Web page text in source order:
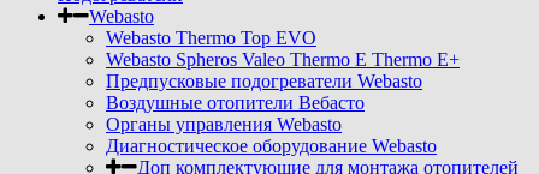
Webasto
Webasto Thermo Top EVO
Webasto Spheros Valeo Thermo E Thermo E+
Предпусковые подогреватели Webasto
Воздушные отопители Вебасто
Органы управления Webasto
Диагностическое оборудование Webasto
Доп комплектующие для монтажа отопителей